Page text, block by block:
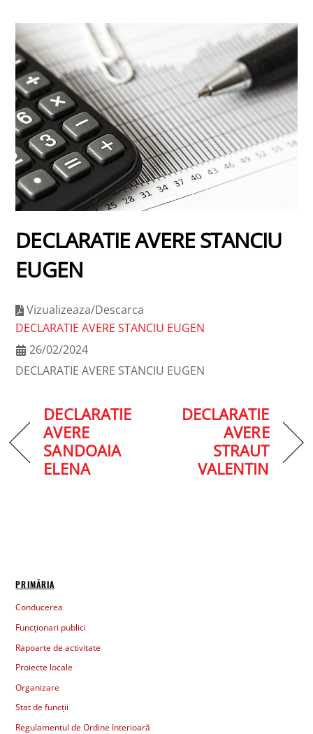
DECLARATIE AVERE STANCIU
EUGEN
Vizualizeaza/Descarca
DECLARATIE AVERE STANCIU EUGEN
26/02/2024
DECLARATIE AVERE STANCIU EUGEN
DECLARATIE
AVERE
SANDOAIA
ELENA
DECLARATIE
AVERE
STRAUT
VALENTIN
PRIMĂRIA
Conducerea
Funcționari publici
Rapoarte de activitate
Proiecte locale
Organizare
Stat de funcții
Regulamentul de Ordine Interioară